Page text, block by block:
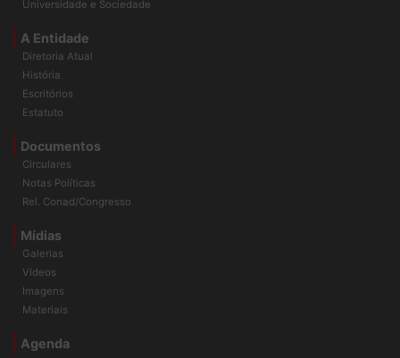
Universidade e Sociedade
A Entidade
Diretoria Atual
História
Escritórios
Estatuto
Documentos
Circulares
Notas Políticas
Rel. Conad/Congresso
Mídias
Galerias
Vídeos
Imagens
Materiais
Agenda